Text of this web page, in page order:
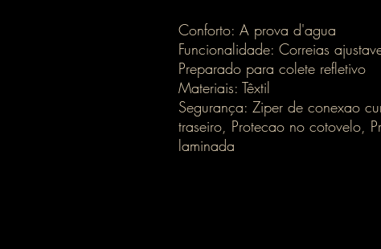
Conforto: A prova d'agua
Funcionalidade: Correias
Preparado para colete refletivo
Materiais: Têxtil
Segurança: Ziper de conexao
traseiro, Protecao no cotovelo,
laminada